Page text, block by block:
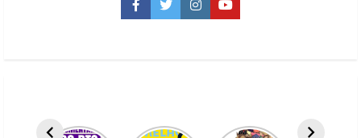
professoresFacebook
TwitterInstagramYouTube